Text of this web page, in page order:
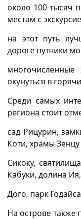
около 100 тысяч
местам с
на этот путь
дороге путники
окунуться в
Среди самых
региона стоит
сад Рицурин,
Коти, храмы
Сикоку,
Кабуки, долина
Дого, парк
На острове также